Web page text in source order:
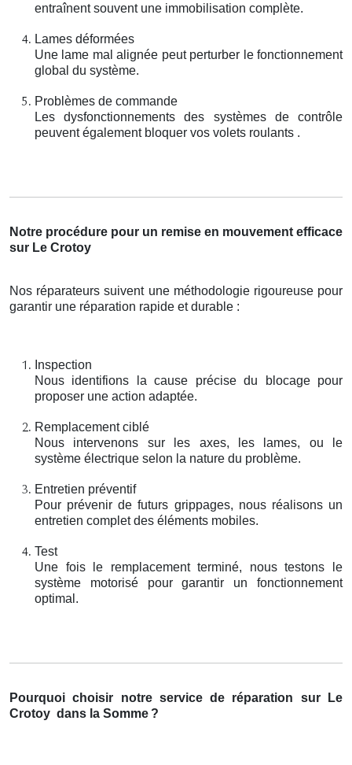
entraînent souvent une immobilisation complète.
Lames déformées
Une lame mal alignée peut perturber le fonctionnement
global du système.
Problèmes de commande
Les dysfonctionnements des systèmes de contrôle
peuvent également bloquer vos volets roulants .
Notre procédure pour un remise en mouvement efficace
sur Le Crotoy
Nos réparateurs suivent une méthodologie rigoureuse pour
garantir une réparation rapide et durable :
Inspection
Nous identifions la cause précise du blocage pour
proposer une action adaptée.
Remplacement ciblé
Nous intervenons sur les axes, les lames, ou le
système électrique selon la nature du problème.
Entretien préventif
Pour prévenir de futurs grippages, nous réalisons un
entretien complet des éléments mobiles.
Test
Une fois le remplacement terminé, nous testons le
système motorisé pour garantir un fonctionnement
optimal.
Pourquoi choisir notre service de réparation sur Le
Crotoy dans la Somme ?